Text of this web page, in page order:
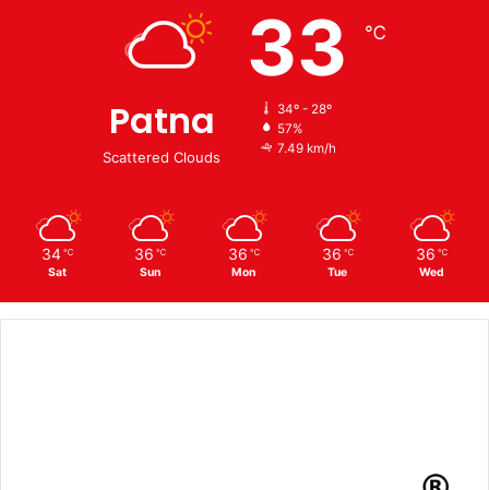
Patna
Scattered Clouds
33 ℃
34º - 28º
57%
7.49 km/h
34 ℃
Sat
36 ℃
Sun
36 ℃
Mon
36 ℃
Tue
36 ℃
Wed